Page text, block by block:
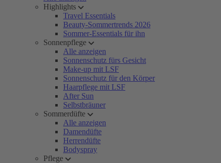
Highlights
Travel Essentials
Beauty-Sommertrends 2026
Sommer-Essentials für ihn
Sonnenpflege
Alle anzeigen
Sonnenschutz fürs Gesicht
Make-up mit LSF
Sonnenschutz für den Körper
Haarpflege mit LSF
After Sun
Selbstbräuner
Sommerdüfte
Alle anzeigen
Damendüfte
Herrendüfte
Bodyspray
Pflege